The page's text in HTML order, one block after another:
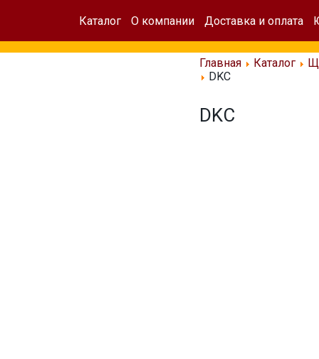
Каталог О компании Доставка и оплата
Главная Каталог
DKC
DKC